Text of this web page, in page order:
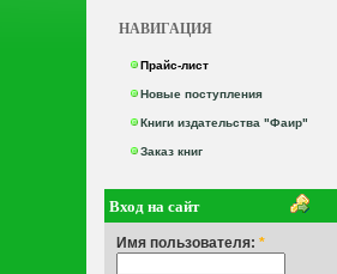
НАВИГАЦИЯ
Прайс-лист
Новые поступления
Книги издательства "Фаир"
Заказ книг
Вход на сайт
Имя пользователя: *